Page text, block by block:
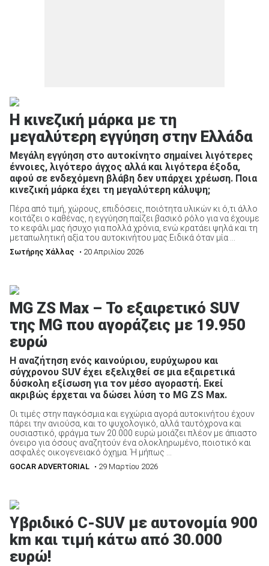
Η κινεζική μάρκα με τη
μεγαλύτερη εγγύηση στην Ελλάδα
Μεγάλη εγγύηση στο αυτοκίνητο σημαίνει λιγότερες
έννοιες, λιγότερο άγχος αλλά και λιγότερα έξοδα,
αφού σε ενδεχόμενη βλάβη δεν υπάρχει χρέωση. Ποια
κινεζική μάρκα έχει τη μεγαλύτερη κάλυψη;
Πέρα από τιμή, χώρους, επιδόσεις, ποιότητα υλικών κι ό,τι άλλο
κοιτάζει ο καθένας, η εγγύηση παίζει βασικό ρόλο για να έχουμε
το κεφάλι μας ήσυχο για πολλά χρόνια, ενώ κρατάει ψηλά και τη
μεταπωλητική αξία του αυτοκινήτου μας.Ειδικά όταν μία ...
Σωτήρης Χάλλας • 20 Απριλίου 2026
MG ZS Max – Το εξαιρετικό SUV
της MG που αγοράζεις με 19.950
ευρώ
Η αναζήτηση ενός καινούριου, ευρύχωρου και
σύγχρονου SUV έχει εξελιχθεί σε μια εξαιρετικά
δύσκολη εξίσωση για τον μέσο αγοραστή. Εκεί
ακριβώς έρχεται να δώσει λύση το MG ZS Max.
Οι τιμές στην παγκόσμια και εγχώρια αγορά αυτοκινήτου έχουν
πάρει την ανιούσα, και το ψυχολογικό, αλλά ταυτόχρονα και
ουσιαστικό, φράγμα των 20.000 ευρώ μοιάζει πλέον με άπιαστο
όνειρο για όσους αναζητούν ένα ολοκληρωμένο, ποιοτικό και
ασφαλές οικογενειακό όχημα. Ή μήπως ...
GOCAR ADVERTORIAL • 29 Μαρτίου 2026
Υβριδικό C-SUV με αυτονομία 900
km και τιμή κάτω από 30.000
ευρώ!